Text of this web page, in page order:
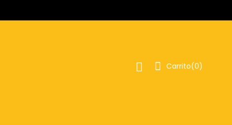
Carrito(0)